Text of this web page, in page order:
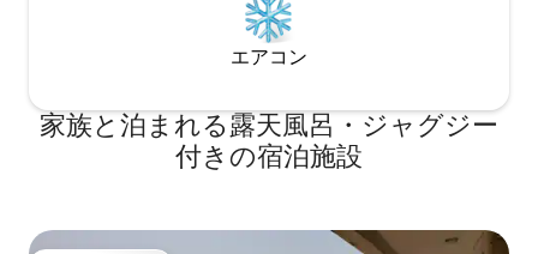
エアコン
家族と泊まれる露天風呂・ジャグジー
付きの宿泊施設